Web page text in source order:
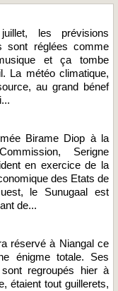
les prévisions
sont réglées comme
et ça tombe
La météo climatique,
au grand bénef
Birame Diop à la
Serigne
en exercice de la
des Etats de
le Sunugaal est
de...
réservé à Niangal ce
énigme totale. Ses
regroupés hier à
étaient tout guillerets,